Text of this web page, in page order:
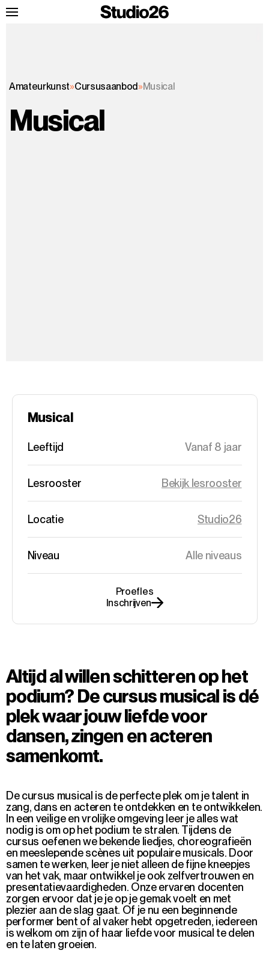
Amateurkunst»Cursusaanbod»Musical
Musical
Musical
Leeftijd Vanaf 8 jaar
Lesrooster Bekijk lesrooster
Locatie Studio26
Niveau Alle niveaus
Proefles
Inschrijven
Altijd al willen schitteren op het
podium? De cursus musical is dé
plek waar jouw liefde voor
dansen, zingen en acteren
samenkomt.
De cursus musical is de perfecte plek om je talent in
zang, dans en acteren te ontdekken en te ontwikkelen.
In een veilige en vrolijke omgeving leer je alles wat
nodig is om op het podium te stralen. Tijdens de
cursus oefenen we bekende liedjes, choreografieën
en meeslepende scènes uit populaire musicals. Door
samen te werken, leer je niet alleen de fijne kneepjes
van het vak, maar ontwikkel je ook zelfvertrouwen en
presentatievaardigheden. Onze ervaren docenten
zorgen ervoor dat je je op je gemak voelt en met
plezier aan de slag gaat. Of je nu een beginnende
performer bent of al vaker hebt opgetreden, iedereen
is welkom om zijn of haar liefde voor musical te delen
en te laten groeien.